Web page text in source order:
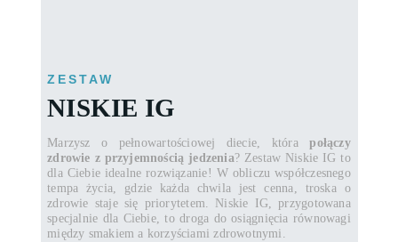
ZESTAW
NISKIE IG
Marzysz o pełnowartościowej diecie, którapołączy
zdrowie z przyjemnością jedzenia? Zestaw Niskie IG to
dla Ciebie idealne rozwiązanie! W obliczu współczesnego
tempa życia, gdzie każda chwila jest cenna, troska o
zdrowie staje się priorytetem. Niskie IG, przygotowana
specjalnie dla Ciebie, to droga do osiągnięcia równowagi
między smakiem a korzyściami zdrowotnymi.